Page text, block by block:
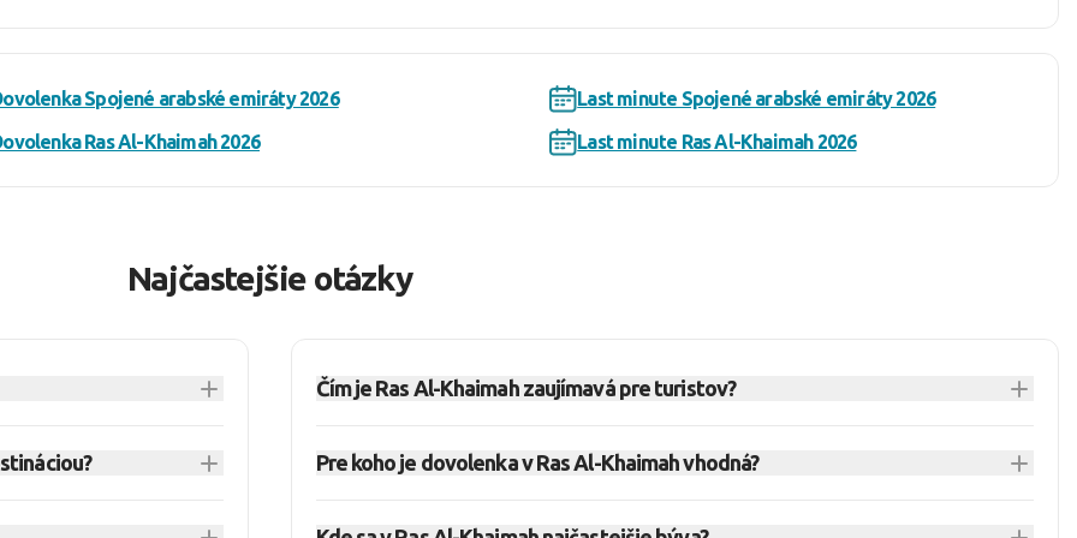
Spojené arabské emiráty 2026
Last minute Spojené arabské emiráty 2026
Ras Al-Khaimah 2026
Last minute Ras Al-Khaimah 2026
Najčastejšie otázky
spája pláže, púšť
alebo
Čím je Ras Al-Khaimah zaujímavá pre turistov?
pôsobí pokojnejšie než Dubaj. Na relatívne malom území ponúka more, púšť aj
Pre koho je dovolenka v Ras Al-Khaimah vhodná?